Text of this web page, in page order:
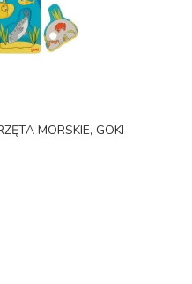
MORSKIE, GOKI